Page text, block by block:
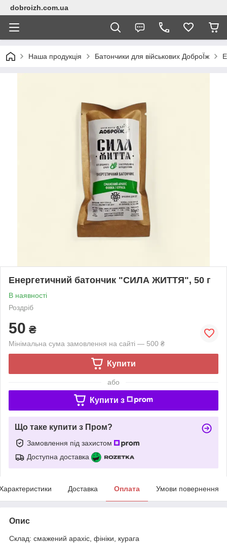
dobroizh.com.ua
Наша продукція Батончики для військових ДоброЇж
Енергетичний батончик "СИЛА ЖИТТЯ", 50 г
В наявності
Роздріб
50 ₴
Мінімальна сума замовлення на сайті — 500 ₴
Купити
або
Купити з
Що таке купити з Пром?
Замовлення під захистом
Доступна доставка
Доставка Оплата Умови повернення
Опис
Склад: смажений арахіс, фініки, курага